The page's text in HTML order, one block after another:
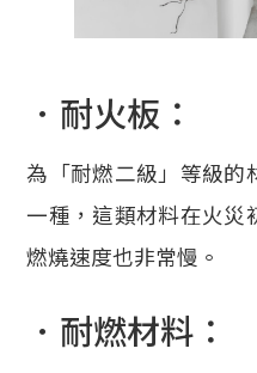
．耐火板：
為「耐燃二級」等級的
一種，這類材料在火災
燃燒速度也非常慢。
．耐燃材料：